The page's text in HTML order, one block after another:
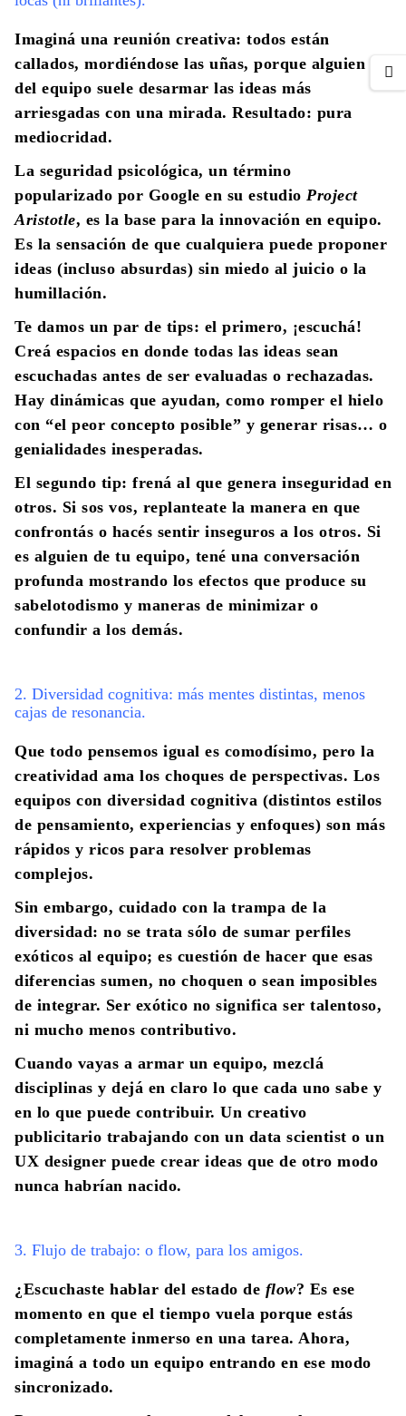
Imaginá una reunión creativa: todos están
callados, mordiéndose las uñas, porque alguien
del equipo suele desarmar las ideas más
arriesgadas con una mirada. Resultado: pura
mediocridad.
La seguridad psicológica, un término
popularizado por Google en su estudio Project
Aristotle, es la base para la innovación en equipo.
Es la sensación de que cualquiera puede proponer
ideas (incluso absurdas) sin miedo al juicio o la
humillación.
Te damos un par de tips: el primero, ¡escuchá!
Creá espacios en donde todas las ideas sean
escuchadas antes de ser evaluadas o rechazadas.
Hay dinámicas que ayudan, como romper el hielo
con “el peor concepto posible” y generar risas… o
genialidades inesperadas.
El segundo tip: frená al que genera inseguridad en
otros. Si sos vos, replanteate la manera en que
confrontás o hacés sentir inseguros a los otros. Si
es alguien de tu equipo, tené una conversación
profunda mostrando los efectos que produce su
sabelotodismo y maneras de minimizar o
confundir a los demás.
2. Diversidad cognitiva: más mentes distintas, menos
cajas de resonancia.
Que todo pensemos igual es comodísimo, pero la
creatividad ama los choques de perspectivas. Los
equipos con diversidad cognitiva (distintos estilos
de pensamiento, experiencias y enfoques) son más
rápidos y ricos para resolver problemas
complejos.
Sin embargo, cuidado con la trampa de la
diversidad: no se trata sólo de sumar perfiles
exóticos al equipo; es cuestión de hacer que esas
diferencias sumen, no choquen o sean imposibles
de integrar. Ser exótico no significa ser talentoso,
ni mucho menos contributivo.
Cuando vayas a armar un equipo, mezclá
disciplinas y dejá en claro lo que cada uno sabe y
en lo que puede contribuir. Un creativo
publicitario trabajando con un data scientist o un
UX designer puede crear ideas que de otro modo
nunca habrían nacido.
3. Flujo de trabajo: o flow, para los amigos.
¿Escuchaste hablar del estado de flow? Es ese
momento en que el tiempo vuela porque estás
completamente inmerso en una tarea. Ahora,
imaginá a todo un equipo entrando en ese modo
sincronizado.